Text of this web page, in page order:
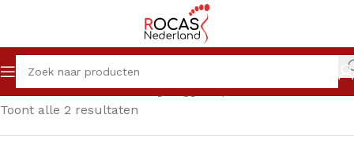
Home Winkel Producten getagged “petroleum ether”
Toont alle 2 resultaten